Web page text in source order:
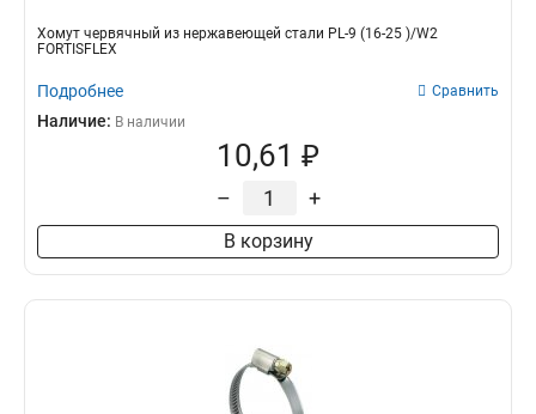
Хомут червячный из нержавеющей стали PL-9 (16-25 )/W2
FORTISFLEX
Подробнее Сравнить
Наличие: В наличии
10,61 ₽
– +
В корзину